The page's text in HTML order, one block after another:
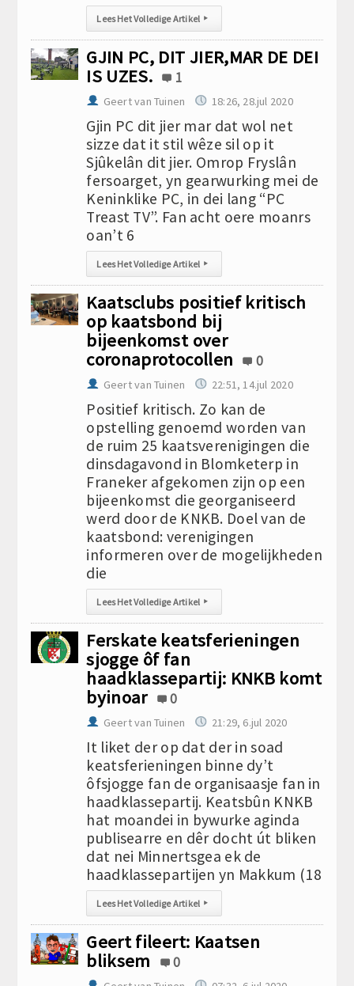
Lees Het Volledige Artikel ▸
GJIN PC, DIT JIER,MAR DE DEI
IS UZES.
1
Geert van Tuinen 18:26, 28.jul 2020
Gjin PC dit jier mar dat wol net
sizze dat it stil wêze sil op it
Sjûkelân dit jier. Omrop Fryslân
fersoarget, yn gearwurking mei de
Keninklike PC, in dei lang “PC
Treast TV”. Fan acht oere moanrs
oan’t 6
Lees Het Volledige Artikel ▸
Kaatsclubs positief kritisch
op kaatsbond bij
bijeenkomst over
coronaprotocollen
0
Geert van Tuinen 22:51, 14.jul 2020
Positief kritisch. Zo kan de
opstelling genoemd worden van
de ruim 25 kaatsverenigingen die
dinsdagavond in Blomketerp in
Franeker afgekomen zijn op een
bijeenkomst die georganiseerd
werd door de KNKB. Doel van de
kaatsbond: verenigingen
informeren over de mogelijkheden
die
Lees Het Volledige Artikel ▸
Ferskate keatsferieningen
sjogge ôf fan
haadklassepartij: KNKB komt
byinoar
0
Geert van Tuinen 21:29, 6.jul 2020
It liket der op dat der in soad
keatsferieningen binne dy’t
ôfsjogge fan de organisaasje fan in
haadklassepartij. Keatsbûn KNKB
hat moandei in bywurke aginda
publisearre en dêr docht út bliken
dat nei Minnertsgea ek de
haadklassepartijen yn Makkum (18
Lees Het Volledige Artikel ▸
Geert fileert: Kaatsen
bliksem
0